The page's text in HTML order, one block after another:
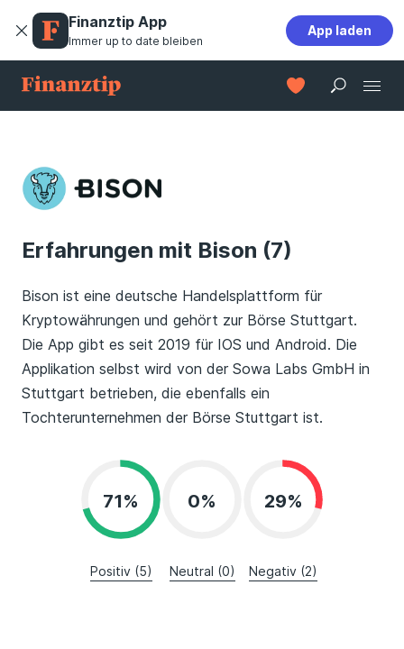
Finanztip App
Immer up to date bleiben
App laden
Erfahrungen mit Bison (7)
Bison ist eine deutsche Handelsplattform für
Kryptowährungen und gehört zur Börse Stuttgart.
Die App gibt es seit 2019 für IOS und Android. Die
Applikation selbst wird von der Sowa Labs GmbH in
Stuttgart betrieben, die ebenfalls ein
Tochterunternehmen der Börse Stuttgart ist.
71%
Positiv (5)
0%
Neutral (0)
29%
Negativ (2)